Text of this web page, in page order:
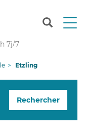
T
n
g
7j/7
Etzling
Rechercher